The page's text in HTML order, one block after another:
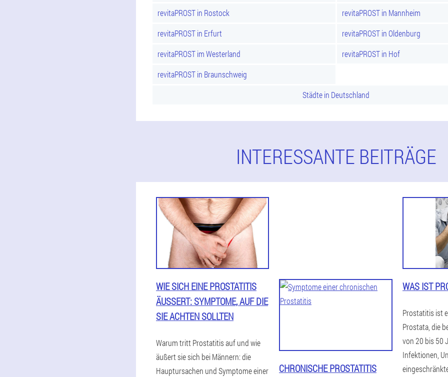
revitaPROST in Rostock
revitaPROST in Mannheim
revitaPROST in Erfurt
revitaPROST in Oldenburg
revitaPROST im Westerland
revitaPROST in Hof
revitaPROST in Braunschweig
Städte in Deutschland
INTERESSANTE BEITRÄGE
WIE SICH EINE PROSTATITIS
ÄUSSERT: SYMPTOME, AUF DIE S
IE ACHTEN SOLLTEN
Warum tritt Prostatitis auf und wie
äußert sie sich bei Männern: die
Hauptursachen und Symptome einer
CHRONISCHE PROSTATITIS
WAS IST
Prostatitis ist
Prostata, die
von 20 bis 50
Infektionen,